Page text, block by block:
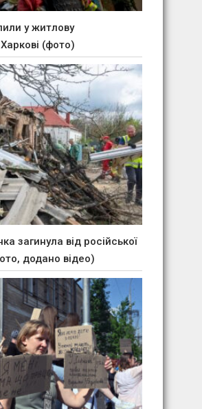
у житлову
(фото)
загинула від російської
додано відео)